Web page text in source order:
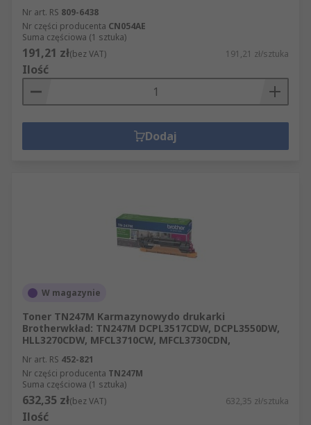
Nr art. RS 809-6438
Nr części producenta CN054AE
Suma częściowa (1 sztuka)
191,21 zł(bez VAT) 191,21 zł/sztuka
Ilość
Dodaj
W magazynie
Toner TN247M Karmazynowydo drukarki
Brotherwkład: TN247M DCPL3517CDW, DCPL3550DW,
HLL3270CDW, MFCL3710CW, MFCL3730CDN,
Nr art. RS 452-821
Nr części producenta TN247M
Suma częściowa (1 sztuka)
632,35 zł(bez VAT) 632,35 zł/sztuka
Ilość